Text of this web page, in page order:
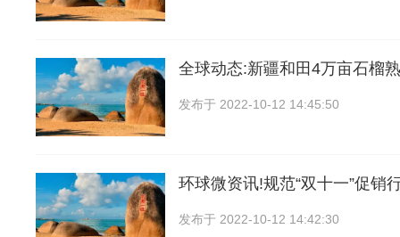
全球动态:新疆和田4万亩石榴
发布于 2022-10-12 14:45:50
环球微资讯!规范“双十一”促销
发布于 2022-10-12 14:42:30